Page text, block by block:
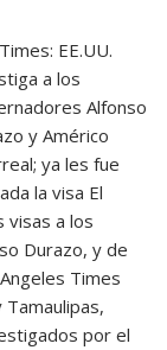
EE.UU.
a los
Alfonso
y Américo
ya les fue
la visa El
visas a los
Durazo, y de
Times
por el